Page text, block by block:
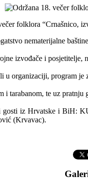
folklora “Crnašnico,
nematerijalne
izvođače i
organizaciji, program je
tarabanom, te uz pratnju
iz Hrvatske i BiH:
(Krvavac).